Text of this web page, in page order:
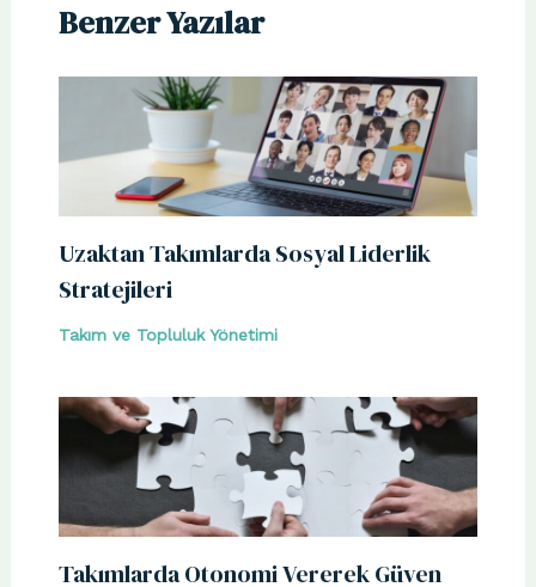
Benzer Yazılar
Uzaktan Takımlarda Sosyal Liderlik
Stratejileri
Takım ve Topluluk Yönetimi
Takımlarda Otonomi Vererek Güven